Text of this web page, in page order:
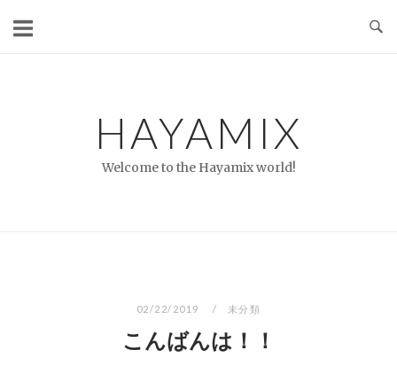
HAYAMIX
Welcome to the Hayamix world!
02/22/2019 未分類
こんばんは！！